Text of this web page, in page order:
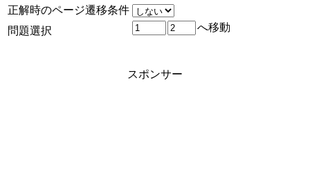
正解時のページ遷移条件
問題選択
へ移動
スポンサー